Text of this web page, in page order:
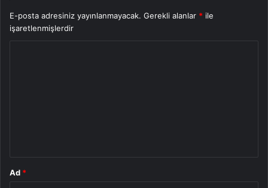
E-posta adresiniz yayınlanmayacak. Gerekli alanlar * ile
işaretlenmişlerdir
Ad *